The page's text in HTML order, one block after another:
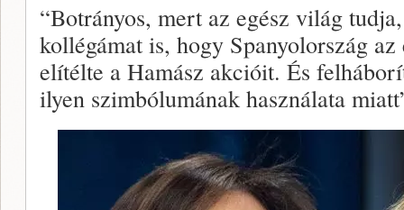
“Botrányos, mert az egész világ
kollégámat is, hogy Spanyolország
elítélte a Hamász akcióit. És
ilyen szimbólumának használata